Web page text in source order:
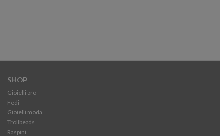
SHOP
Gioielli oro
Fedi
Gioielli moda
Trollbeads
Raspini